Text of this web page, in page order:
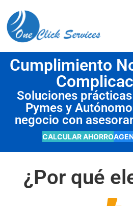
Cumplimiento
Soluciones
Pymes y
negocio con
CALCULAR AHORRO
¿Por qué